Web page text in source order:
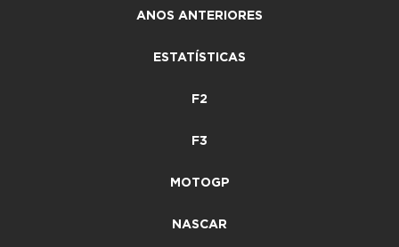
ANOS ANTERIORES
ESTATÍSTICAS
F2
F3
MOTOGP
NASCAR